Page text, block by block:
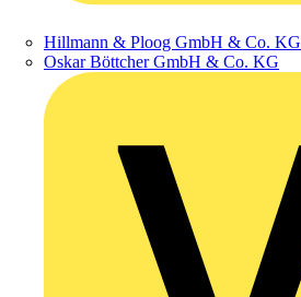
Hillmann & Ploog GmbH & Co. KG
Oskar Böttcher GmbH & Co. KG